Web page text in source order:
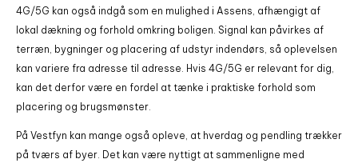
4G/5G kan også indgå som en mulighed i Assens, afhængigt af
lokal dækning og forhold omkring boligen. Signal kan påvirkes af
terræn, bygninger og placering af udstyr indendørs, så oplevelsen
kan variere fra adresse til adresse. Hvis 4G/5G er relevant for dig,
kan det derfor være en fordel at tænke i praktiske forhold som
placering og brugsmønster.
På Vestfyn kan mange også opleve, at hverdag og pendling trækker
på tværs af byer. Det kan være nyttigt at sammenligne med